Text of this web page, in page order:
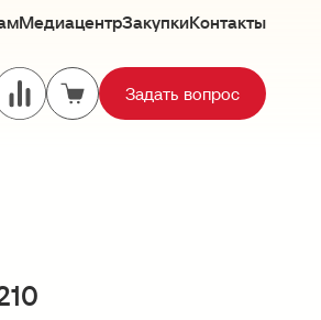
МедиацентрЗакупкиКонтакты
Задать вопрос